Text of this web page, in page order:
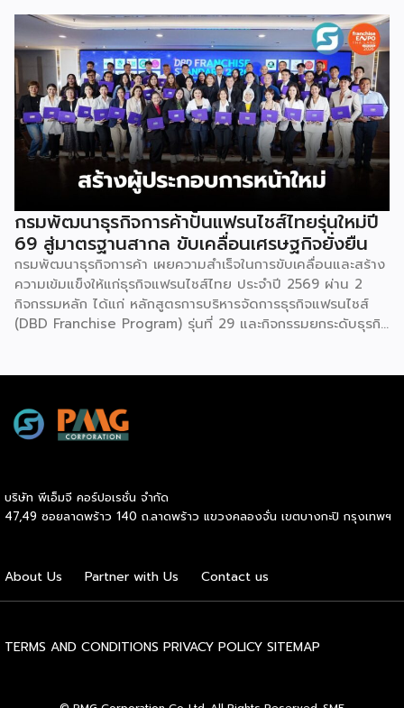
รวมกว่า 250 บูธ บนพื้นที่ 15,000 ตารางเมตร หวังเป็นทาง
เลือกสร้างรายได้เพิ่มและพยุงเศรษฐกิจไทยให้ฟื้นตัว เสิร์ฟครบ
จบในงานด้วยสินเชื่อ และทำเลทองทั่วประเทศ พร้อมเสวนาให้
ความรู้โดยผู้ทรงคุณวุฒิคับคั่ง และกิจกรรมเจรจาจับคู่ธุรกิจทั้งใน
และต่างประเทศ งานจัดต่อเนื่องระหว่างวันที่ 6-9 สิงหาคมนี้ ที่
ฮอลล์ 6-8 อิมแพ็คเมืองทองธานี คาดเม็ดเงินสะพัดในงานราว
220 ล้านบาท นายพูนพงษ์ นัยนาภากรณ์ อธิบดีกรมพัฒนา
ธุรกิจการค้า กระทรวงพาณิชย์ กล่าวว่า งาน ” Franchise Expo
Thailand & Thailand E-Commerce Selection Expo
(TESE 2026) เป็นเวทีแสดงธุรกิจแฟรนไชส์และโซลูชั่นส์แบบครบ
วงจร […]
กรมพัฒนาธุรกิจการค้าปั้นแฟรนไชส์ไทยรุ่นใหม่ปี
69 สู่มาตรฐานสากล ขับเคลื่อนเศรษฐกิจยั่งยืน
กรมพัฒนาธุรกิจการค้า เผยความสำเร็จในการขับเคลื่อนและสร้าง
ความเข้มแข็งให้แก่ธุรกิจแฟรนไชส์ไทย ประจำปี 2569 ผ่าน 2
กิจกรรมหลัก ได้แก่ หลักสูตรการบริหารจัดการธุรกิจแฟรนไชส์
(DBD Franchise Program) รุ่นที่ 29 และกิจกรรมยกระดับธุรกิจ
กรมพัฒนาธุรกิจการค้า กระทรวงพาณิชย์ เปิดเผยภายหลังเป็น
ประธานมอบประกาศนียบัตรแก่ผู้ประกอบการแฟรนไชส์ใน 2
กิจกรรมแรกเป็นการอบรมหลักสูตรการบริหารจัดการธุรกิจแฟรน
ไชส์ (DBD Franchise Program: DBD-FP) รุ่นที่ 29 ซึ่งเป็น
คุณวุฒิจากภาครัฐ ภาคเอกชน และสถาบันการศึกษา ที่มาร่วมบ่ม
เพาะความรู้เชิงปฏิบัติการให้แก่ผู้ประกอบธุรกิจแฟรนไชส์อย่างเข้ม
บริษัท พีเอ็มจี คอร์ปอเรชั่น จำกัด
47,49 ซอยลาดพร้าว 140 ถ.ลาดพร้าว แขวงคลองจั่น เขตบางกะปิ กรุงเทพฯ
About Us Partner with Us Contact us
TERMS AND CONDITIONS PRIVACY POLICY SITEMAP